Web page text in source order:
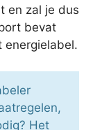
en zal je dus
bevat
energielabel.
Het